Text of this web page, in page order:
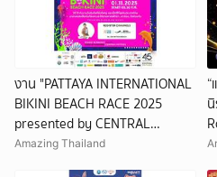
งาน "PATTAYA INTERNATIONAL
BIKINI BEACH RACE 2025
presented by CENTRAL
PATTAYA"
Amazing Thailand